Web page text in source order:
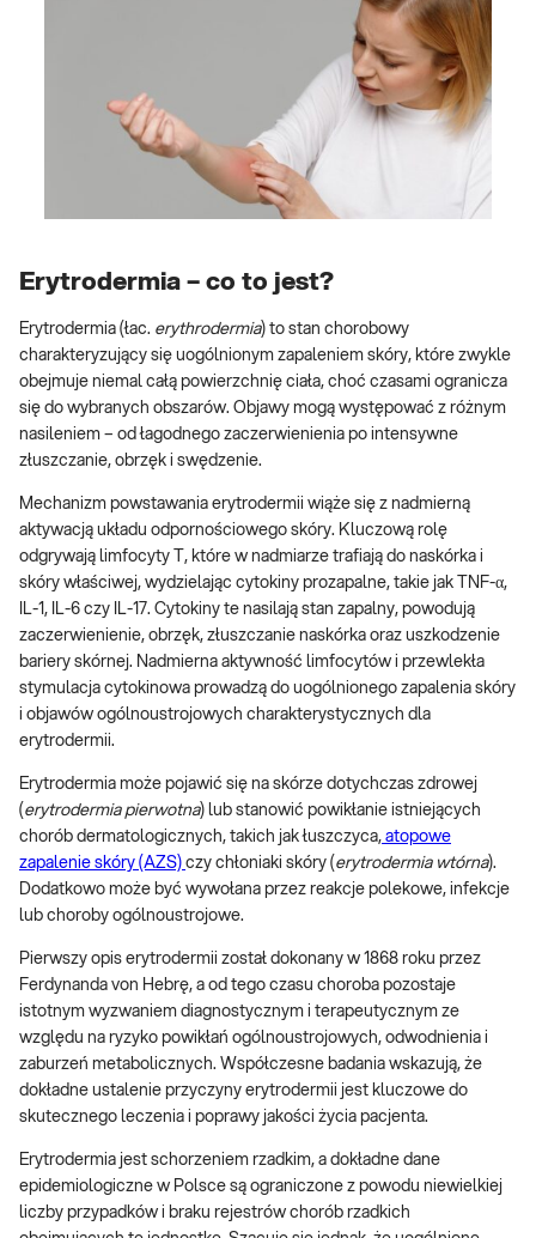
Erytrodermia – co to jest?
Erytrodermia (łac. erythrodermia) to stan chorobowy
charakteryzujący się uogólnionym zapaleniem skóry, które zwykle
obejmuje niemal całą powierzchnię ciała, choć czasami ogranicza
się do wybranych obszarów. Objawy mogą występować z różnym
nasileniem – od łagodnego zaczerwienienia po intensywne
złuszczanie, obrzęk i swędzenie.
Mechanizm powstawania erytrodermii wiąże się z nadmierną
aktywacją układu odpornościowego skóry. Kluczową rolę
odgrywają limfocyty T, które w nadmiarze trafiają do naskórka i
skóry właściwej, wydzielając cytokiny prozapalne, takie jak TNF-α,
IL-1, IL-6 czy IL-17. Cytokiny te nasilają stan zapalny, powodują
zaczerwienienie, obrzęk, złuszczanie naskórka oraz uszkodzenie
bariery skórnej. Nadmierna aktywność limfocytów i przewlekła
stymulacja cytokinowa prowadzą do uogólnionego zapalenia skóry
i objawów ogólnoustrojowych charakterystycznych dla
erytrodermii.
Erytrodermia może pojawić się na skórze dotychczas zdrowej
( erytrodermia pierwotna) lub stanowić powikłanie istniejących
chorób dermatologicznych, takich jak łuszczyca, atopowe
zapalenie skóry (AZS) czy chłoniaki skóry ( erytrodermia wtórna).
Dodatkowo może być wywołana przez reakcje polekowe, infekcje
lub choroby ogólnoustrojowe.
Pierwszy opis erytrodermii został dokonany w 1868 roku przez
Ferdynanda von Hebrę, a od tego czasu choroba pozostaje
istotnym wyzwaniem diagnostycznym i terapeutycznym ze
względu na ryzyko powikłań ogólnoustrojowych, odwodnienia i
zaburzeń metabolicznych. Współczesne badania wskazują, że
dokładne ustalenie przyczyny erytrodermii jest kluczowe do
skutecznego leczenia i poprawy jakości życia pacjenta.
Erytrodermia jest schorzeniem rzadkim, a dokładne dane
epidemiologiczne w Polsce są ograniczone z powodu niewielkiej
liczby przypadków i braku rejestrów chorób rzadkich